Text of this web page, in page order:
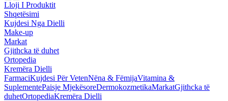
Lloji I Produktit
Shqetësimi
Kujdesi Nga Dielli
Make-up
Markat
Gjithcka të duhet
Ortopedia
Kremëra Dielli
FarmaciKujdesi Për VetenNëna & FëmijaVitamina &
SuplementePaisje MjekësoreDermokozmetikaMarkatGjithcka të
duhetOrtopediaKremëra Dielli